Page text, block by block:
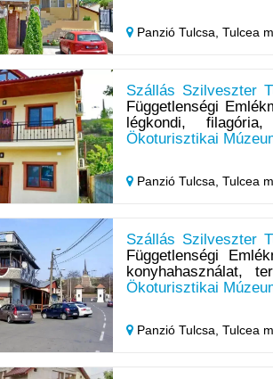
Panzió Tulcsa, Tulcea
Szállás Szilveszter
Függetlenségi
légkondi,
Ökoturisztikai
Panzió Tulcsa, Tulcea
Szállás Szilveszter
Függetlenségi
konyhahasználat,
Ökoturisztikai
Panzió Tulcsa, Tulcea